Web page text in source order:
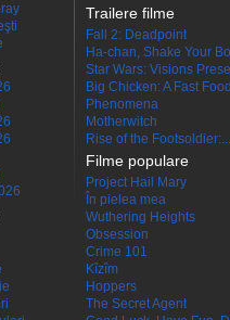
Trailere filme
Fall 2: Deadpoint
Ha-chan, Shake Your
Star Wars: Visions
Big Chicken: A Fast
Phenomena
Motherwitch
Rise of the Footsoldier:...
Filme populare
Project Hail Mary
În pielea mea
Wuthering Heights
Obsession
Crime 101
Kîzîm
Hoppers
The Secret Agent